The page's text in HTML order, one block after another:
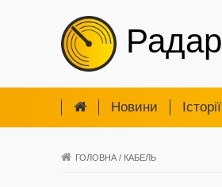
Радар
Новини Iсторії
ГОЛОВНА / КАБЕЛЬ